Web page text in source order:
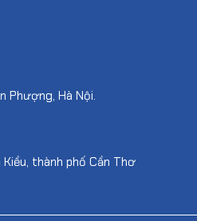
Phượng, Hà Nội.
thành phố Cần Thơ